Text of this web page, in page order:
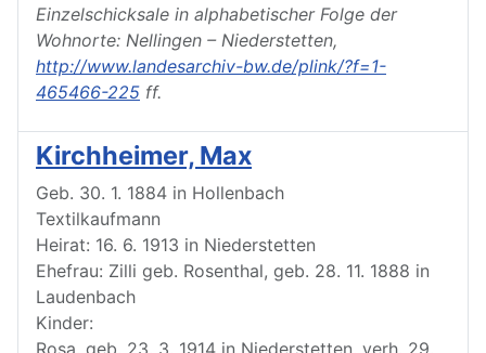
Einzelschicksale in alphabetischer Folge der
Wohnorte: Nellingen – Niederstetten,
http://www.landesarchiv-bw.de/plink/?f=1-
465466-225 ff.
Kirchheimer, Max
Geb. 30. 1. 1884 in Hollenbach
Textilkaufmann
Heirat: 16. 6. 1913 in Niederstetten
Ehefrau: Zilli geb. Rosenthal, geb. 28. 11. 1888 in
Laudenbach
Kinder:
Rosa, geb. 23. 3. 1914 in Niederstetten, verh. 29.